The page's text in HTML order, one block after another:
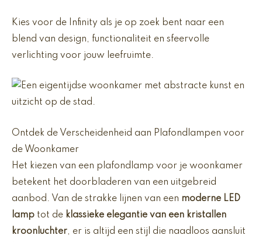
Kies voor de Infinity als je op zoek bent naar een
blend van design, functionaliteit en sfeervolle
verlichting voor jouw leefruimte.
Ontdek de Verscheidenheid aan Plafondlampen voor
de Woonkamer
Het kiezen van een plafondlamp voor je woonkamer
betekent het doorbladeren van een uitgebreid
aanbod. Van de strakke lijnen van een moderne LED
lamp tot de klassieke elegantie van een kristallen
kroonluchter, er is altijd een stijl die naadloos aansluit